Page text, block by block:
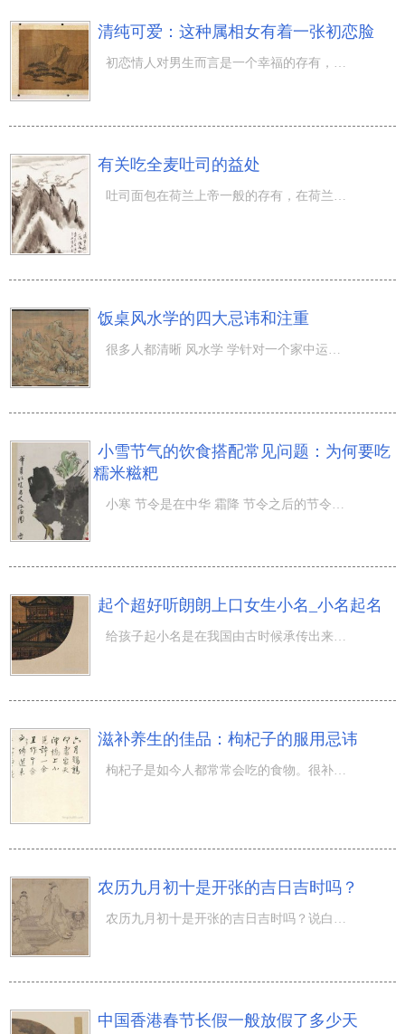
清纯可爱：这种属相女有着一张初恋脸
有关吃全麦吐司的益处
饭桌风水学的四大忌讳和注重
小雪节气的饮食搭配常见问题：为何要吃
糯米糍粑
起个超好听朗朗上口女生小名_小名起名
滋补养生的佳品：枸杞子的服用忌讳
枸杞子是如今人都常常会吃的食物。很补气血又营养成分。枸杞叶能够养肝明目，而枸杞子能够补阴补气血。仅仅
农历九月初十是开张的吉日吉时吗？
农历九月初十是开张的吉日吉时吗？说白了择吉，便是依据一定的方式挑选好意头的生活，因此 中国民间立即称
中国香港春节长假一般放假了多少天